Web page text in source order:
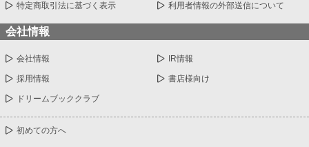
特定商取引法に基づく表示 利用者情報の外部送信について
会社情報
会社情報 IR情報
採用情報 書店様向け
ドリームブッククラブ
初めての方へ